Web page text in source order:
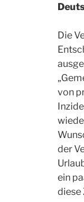
Die
von
der
ein
diese